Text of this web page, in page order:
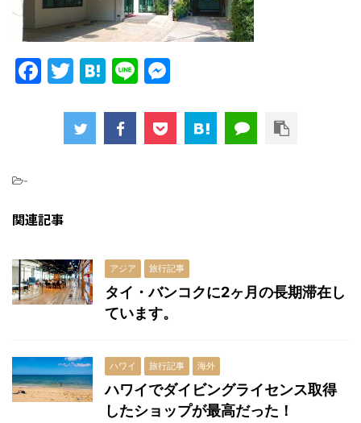
F
o
k
T
itt
er
H
e
n
Li
e s
s
er
-
関連記事
アジア 旅行記事
タイ・バンコクに2ヶ月の長期滞在し
ています。
ハワイ 旅行記事 海外
ハワイでダイビングライセンス取得
したショップが最高だった！